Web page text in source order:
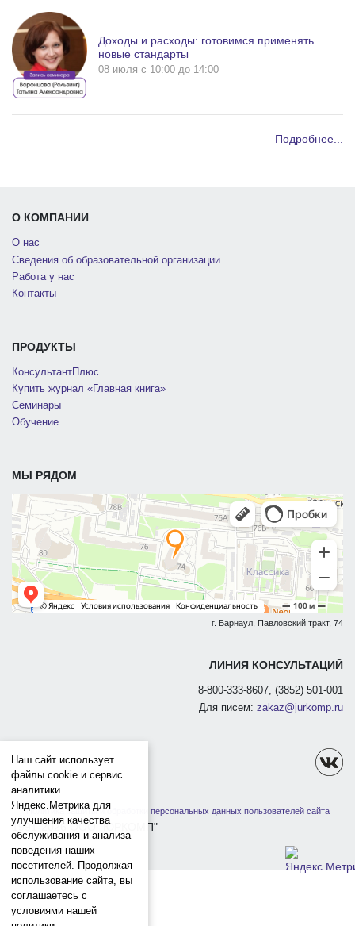
Доходы и расходы: готовимся применять
новые стандарты
08 июля c 10:00 до 14:00
Подробнее...
О КОМПАНИИ
О нас
Сведения об образовательной организации
Работа у нас
Контакты
ПРОДУКТЫ
КонсультантПлюс
Купить журнал «Главная книга»
Семинары
Обучение
МЫ РЯДОМ
г. Барнаул, Павловский тракт, 74
ЛИНИЯ КОНСУЛЬТАЦИЙ
8-800-333-8607, (3852) 501-001
Для писем: zakaz@jurkomp.ru
Политика защиты и обработки персональных данных пользователей сайта
1991-2026 ООО "ЮРКОМП"
Наш сайт использует
файлы cookie и сервис
аналитики
Яндекс.Метрика для
улучшения качества
обслуживания и анализа
поведения наших
посетителей. Продолжая
использование сайта, вы
соглашаетесь с
условиями нашей